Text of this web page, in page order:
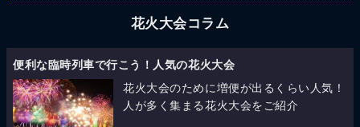
花火大会コラム
便利な臨時列車で行こう！人気の花火大会
花火大会のために増便が出るくらい人気！
人が多く集まる花火大会をご紹介